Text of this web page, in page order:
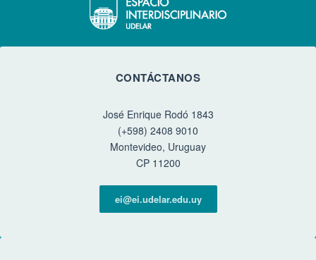
CONTÁCTANOS
José Enrique Rodó 1843
(+598) 2408 9010
Montevideo, Uruguay
CP 11200
ei@ei.udelar.edu.uy